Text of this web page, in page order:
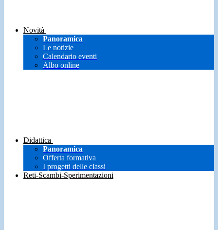
Novità
Panoramica
Le notizie
Calendario eventi
Albo online
Didattica
Panoramica
Offerta formativa
I progetti delle classi
Reti-Scambi-Sperimentazioni